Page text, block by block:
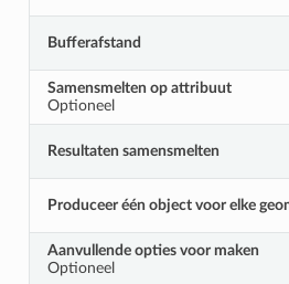
Bufferafstand
Samensmelten op attribuut
Optioneel
Resultaten samensmelten
Produceer één object voor elke
Aanvullende opties voor maken
Optioneel